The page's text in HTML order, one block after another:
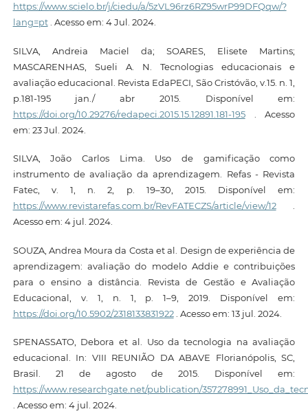
https://www.scielo.br/j/ciedu/a/5zVL96rz6RZ95wrP99DFQqw/?
lang=pt. Acesso em: 4 Jul. 2024.
SILVA, Andreia Maciel da; SOARES, Elisete Martins;
MASCARENHAS, Sueli A. N. Tecnologias educacionais e
avaliação educacional. Revista EdaPECI, São Cristóvão, v.15. n. 1,
p.181-195 jan./ abr 2015. Disponível em:
https://doi.org/10.29276/redapeci.2015.15.12891.181-195. Acesso
em: 23 Jul. 2024.
SILVA, João Carlos Lima. Uso de gamificação como
instrumento de avaliação da aprendizagem. Refas - Revista
Fatec, v. 1, n. 2, p. 19–30, 2015. Disponível em:
https://www.revistarefas.com.br/RevFATECZS/article/view/12.
Acesso em: 4 jul. 2024.
SOUZA, Andrea Moura da Costa et al. Design de experiência de
aprendizagem: avaliação do modelo Addie e contribuições
para o ensino a distância. Revista de Gestão e Avaliação
Educacional, v. 1, n. 1, p. 1–9, 2019. Disponível em:
https://doi.org/10.5902/2318133831922. Acesso em: 13 jul. 2024.
SPENASSATO, Debora et al. Uso da tecnologia na avaliação
educacional. In: VIII REUNIÃO DA ABAVE Florianópolis, SC,
Brasil. 21 de agosto de 2015. Disponível em:
https://www.researchgate.net/publication/
. Acesso em: 4 jul. 2024.